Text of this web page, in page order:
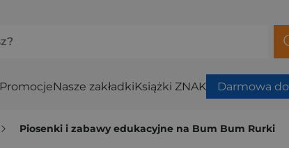
PromocjeNasze zakładkiKsiążki ZNAK Darmowa
Piosenki i zabawy edukacyjne na Bum Bum Rurki